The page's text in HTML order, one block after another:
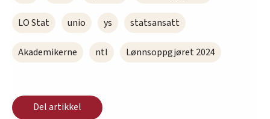
LO Stat unio ys statsansatt
Akademikerne ntl Lønnsoppgjøret 2024
Del artikkel